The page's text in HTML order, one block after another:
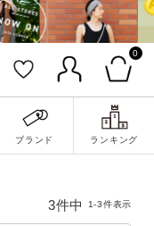
0
ブランド ランキング
3件中 1-3件表示